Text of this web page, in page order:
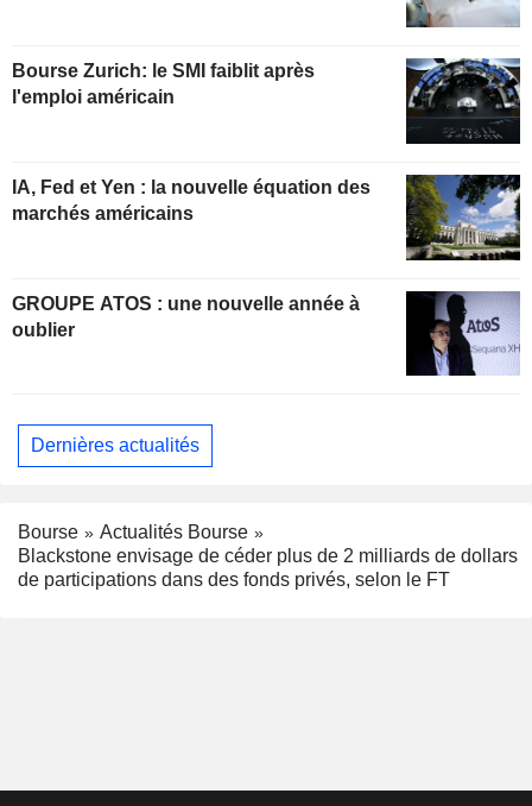
Bourse Zurich: le SMI faiblit après
l'emploi américain
IA, Fed et Yen : la nouvelle équation des
marchés américains
GROUPE ATOS : une nouvelle année à
oublier
Dernières actualités
Bourse
Actualités Bourse
Blackstone envisage de céder plus de 2 milliards de dollars
de participations dans des fonds privés, selon le FT